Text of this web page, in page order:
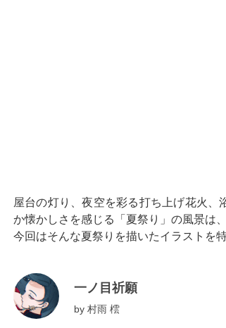
屋台の灯り、夜空を彩る打ち上げ花火、
か懐かしさを感じる「夏祭り」の風景は
今回はそんな夏祭りを描いたイラストを
一ノ目祈願
by 村雨 橒